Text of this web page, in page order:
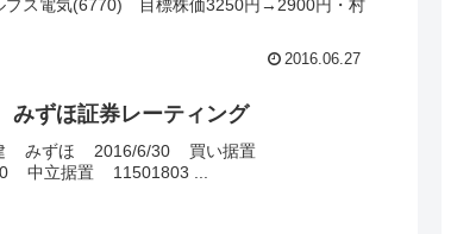
ス電気(6770) 目標株価3250円→2900円・村
2016.06.27
みずほ証券レーティング
建 みずほ 2016/6/30 買い据置
中立据置 11501803 ...